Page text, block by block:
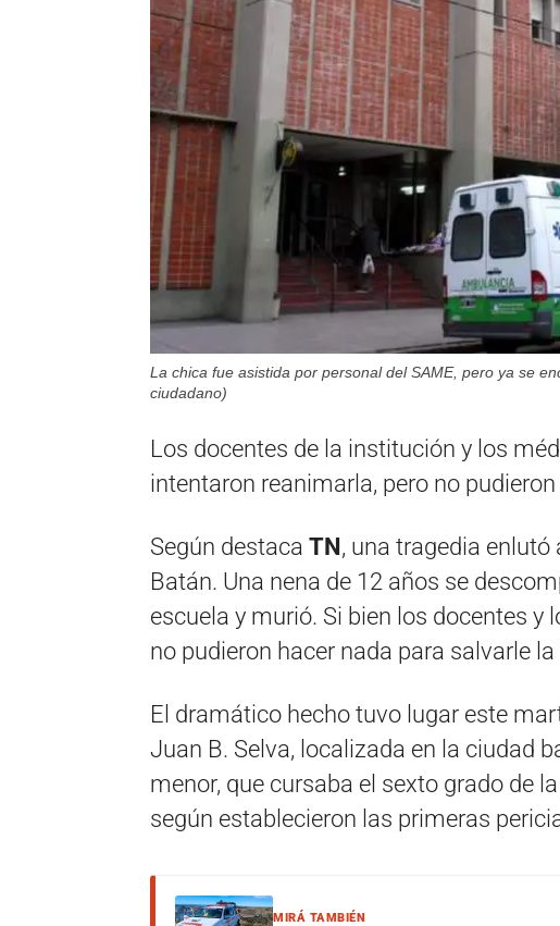
La chica fue asistida por personal del SAME, pero ya se
ciudadano)
Los docentes de la institución y los
intentaron reanimarla, pero no
Según destaca TN, una tragedia
Batán. Una nena de 12 años se
escuela y murió. Si bien los docentes
no pudieron hacer nada para salvarle la
El dramático hecho tuvo lugar este
Juan B. Selva, localizada en la ciudad
menor, que cursaba el sexto grado de
según establecieron las primeras
MIRÁ TAMBIÉN